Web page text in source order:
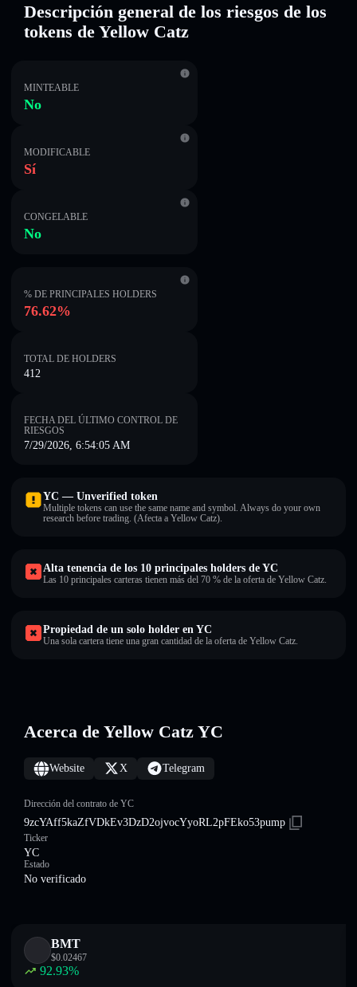
Descripción general de los riesgos de los
tokens de Yellow Catz
MINTEABLE
No
MODIFICABLE
Sí
CONGELABLE
No
% DE PRINCIPALES HOLDERS
76.62%
TOTAL DE HOLDERS
412
FECHA DEL ÚLTIMO CONTROL DE
RIESGOS
7/29/2026, 6:54:05 AM
YC — Unverified token
Multiple tokens can use the same name and symbol. Always do your own
research before trading. (Afecta a Yellow Catz).
Alta tenencia de los 10 principales holders de YC
Las 10 principales carteras tienen más del 70 % de la oferta de Yellow Catz.
Propiedad de un solo holder en YC
Una sola cartera tiene una gran cantidad de la oferta de Yellow Catz.
Acerca de Yellow Catz YC
Website X Telegram
Dirección del contrato de YC
9zcYAff5kaZfVDkEv3DzD2ojvocYyoRL2pFEko53pump
Ticker
YC
Estado
No verificado
BMT
$0.02467
92.93%